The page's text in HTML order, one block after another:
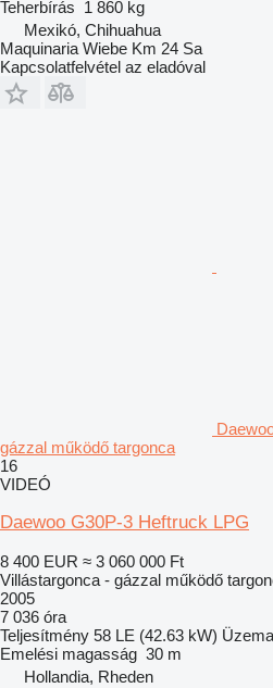
Teherbírás 1 860 kg
Mexikó, Chihuahua
Maquinaria Wiebe Km 24 Sa
Kapcsolatfelvétel az eladóval
gázzal működő targonca
16
VIDEÓ
Daewoo G30P-3 Heftruck LPG
8 400 EUR ≈ 3 060 000 Ft
Villástargonca - gázzal működő
2005
7 036 óra
Teljesítmény 58 LE (42.63 kW)
Emelési magasság 30 m
Hollandia, Rheden